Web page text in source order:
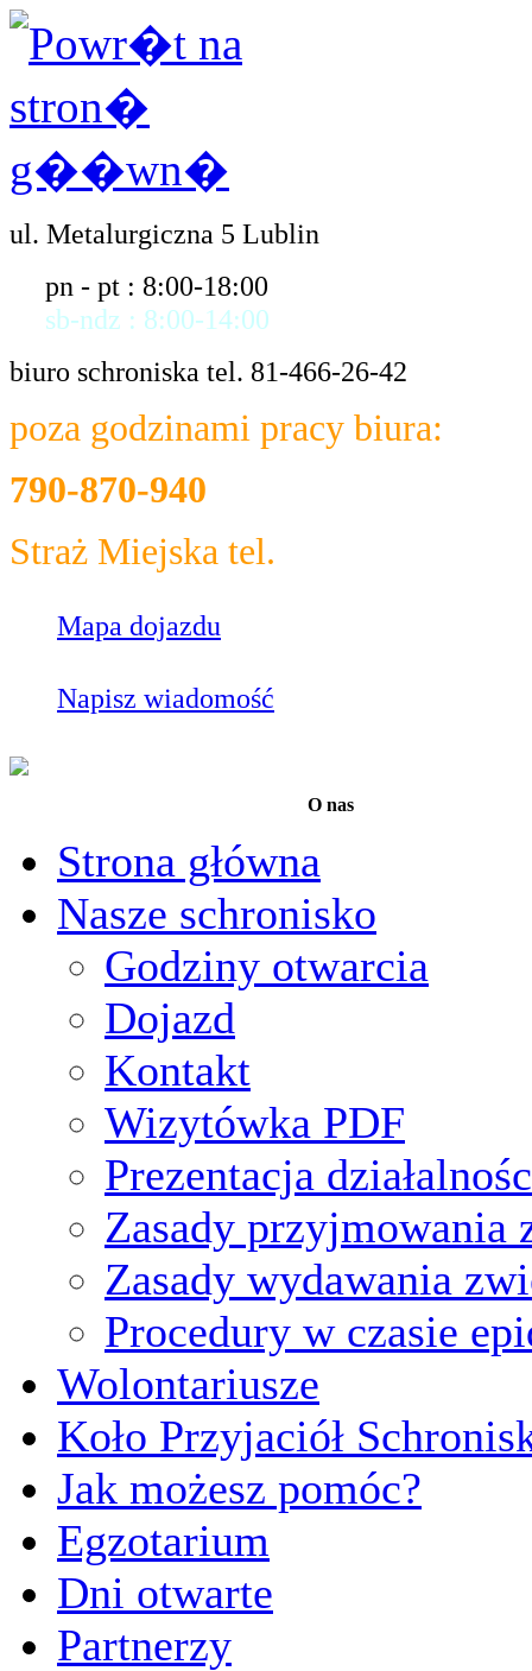
ul. Metalurgiczna 5 Lublin
pn - pt : 8:00-18:00
sb-ndz : 8:00-14:00
biuro schroniska tel. 81-466-26-42
poza godzinami pracy biura:
790-870-940
Straż Miejska tel.
Mapa dojazdu
Napisz wiadomość
O nas
Strona główna
Nasze schronisko
Godziny otwarcia
Dojazd
Kontakt
Wizytówka PDF
Prezentacja
Zasady przyjmowania
Zasady wydawania
Procedury w czasie
Wolontariusze
Koło Przyjaciół
Jak możesz pomóc?
Egzotarium
Dni otwarte
Partnerzy